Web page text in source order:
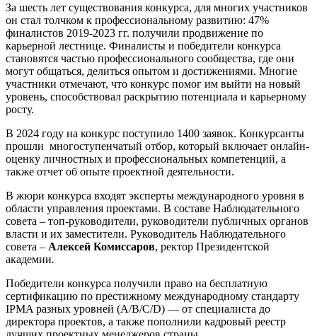
За шесть лет существования конкурса, для многих участников
он стал толчком к профессиональному развитию: 47%
финалистов 2019-2023 гг. получили продвижение по
карьерной лестнице. Финалисты и победители конкурса
становятся частью профессионального сообщества, где они
могут общаться, делиться опытом и достижениями. Многие
участники отмечают, что конкурс помог им выйти на новый
уровень, способствовал раскрытию потенциала и карьерному
росту.
В 2024 году на конкурс поступило 1400 заявок. Конкурсанты
прошли многоступенчатый отбор, который включает онлайн-
оценку личностных и профессиональных компетенций, а
также отчет об опыте проектной деятельности.
В жюри конкурса входят эксперты международного уровня в
области управления проектами. В составе Наблюдательного
совета – топ-руководители, руководители публичных органов
власти и их заместители. Руководитель Наблюдательного
совета – Алексей Комиссаров, ректор Президентской
академии.
Победители конкурса получили право на бесплатную
сертификацию по престижному международному стандарту
IPMA разных уровней (A/B/C/D) — от специалиста до
директора проектов, а также пополнили кадровый реестр